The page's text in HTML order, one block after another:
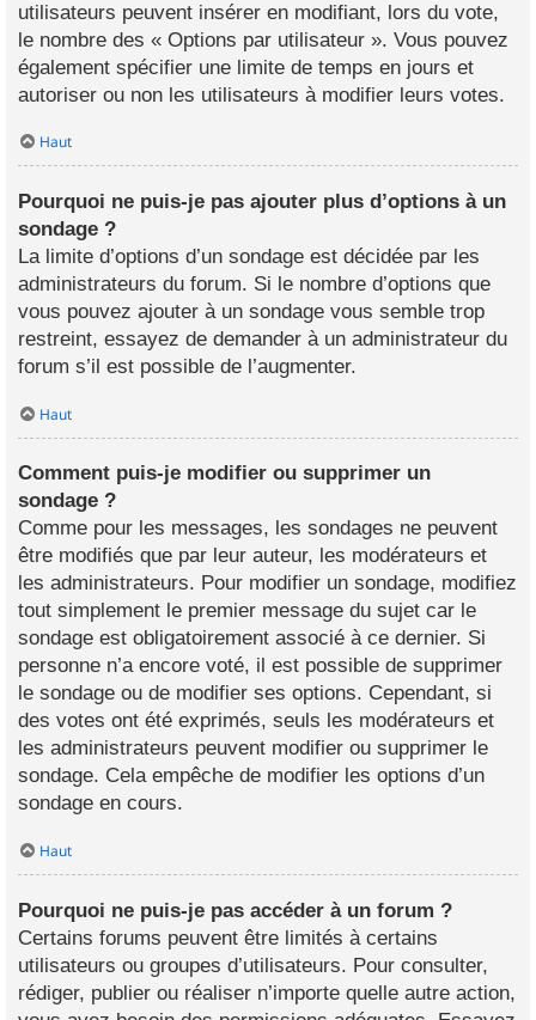
utilisateurs peuvent insérer en modifiant, lors du vote,
le nombre des « Options par utilisateur ». Vous pouvez
également spécifier une limite de temps en jours et
autoriser ou non les utilisateurs à modifier leurs votes.
Haut
Pourquoi ne puis-je pas ajouter plus d’options à un
sondage ?
La limite d’options d’un sondage est décidée par les
administrateurs du forum. Si le nombre d’options que
vous pouvez ajouter à un sondage vous semble trop
restreint, essayez de demander à un administrateur du
forum s’il est possible de l’augmenter.
Haut
Comment puis-je modifier ou supprimer un
sondage ?
Comme pour les messages, les sondages ne peuvent
être modifiés que par leur auteur, les modérateurs et
les administrateurs. Pour modifier un sondage, modifiez
tout simplement le premier message du sujet car le
sondage est obligatoirement associé à ce dernier. Si
personne n’a encore voté, il est possible de supprimer
le sondage ou de modifier ses options. Cependant, si
des votes ont été exprimés, seuls les modérateurs et
les administrateurs peuvent modifier ou supprimer le
sondage. Cela empêche de modifier les options d’un
sondage en cours.
Haut
Pourquoi ne puis-je pas accéder à un forum ?
Certains forums peuvent être limités à certains
utilisateurs ou groupes d’utilisateurs. Pour consulter,
rédiger, publier ou réaliser n’importe quelle autre action,